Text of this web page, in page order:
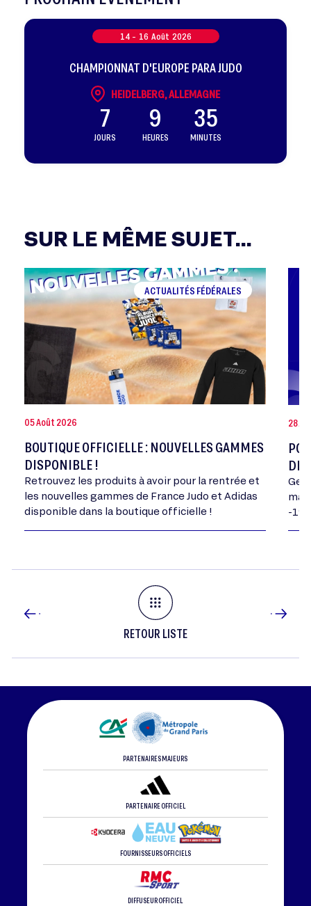
14 - 16 Août 2026
CHAMPIONNAT D'EUROPE PARA JUDO
HEIDELBERG, ALLEMAGNE
7
JOURS
9
HEURES
35
MINUTES
SUR LE MÊME SUJET...
ACTUALITÉS FÉDÉRALES
05 Août 2026
BOUTIQUE OFFICIELLE : NOUVELLES GAMMES
DISPONIBLE !
Retrouvez les produits à avoir pour la rentrée et
les nouvelles gammes de France Judo et Adidas
disponible dans la boutique officielle !
28
DE
-
RETOUR LISTE
PARTENAIRES MAJEURS
PARTENAIRE OFFICIEL
FOURNISSEURS OFFICIELS
DIFFUSEUR OFFICIEL